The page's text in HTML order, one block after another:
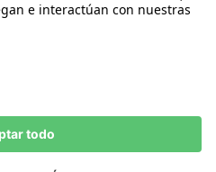
Declarar el desistimiento
de cookies